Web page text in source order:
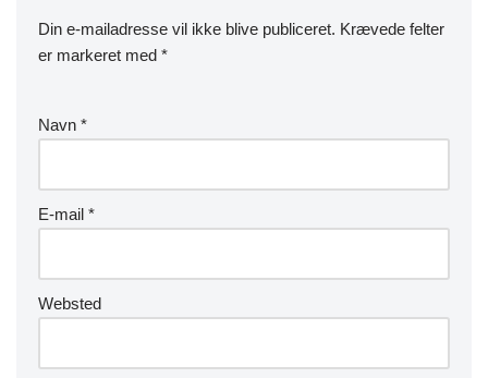
Din e-mailadresse vil ikke blive publiceret. Krævede felter
er markeret med *
Navn *
E-mail *
Websted